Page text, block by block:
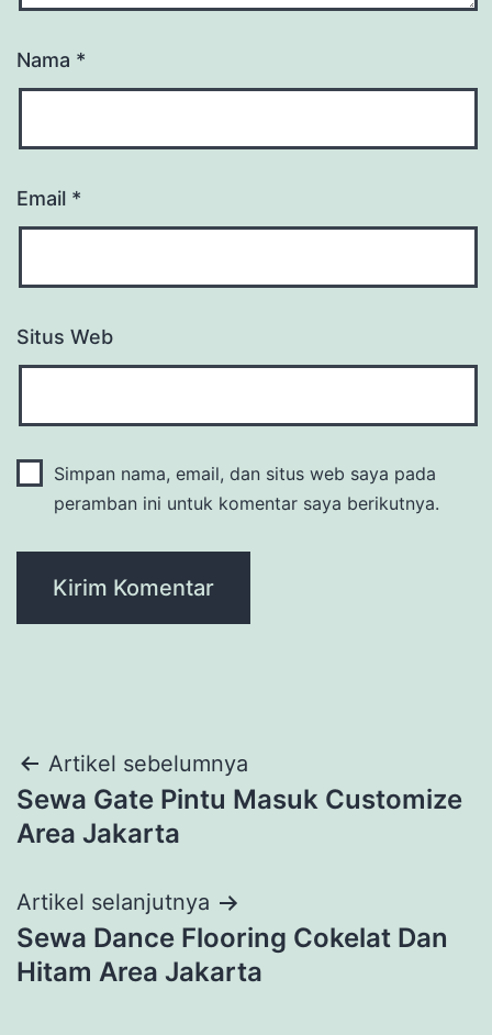
Nama *
Email *
Situs Web
Simpan nama, email, dan situs web saya pada
peramban ini untuk komentar saya berikutnya.
Navigasi
pos
Artikel sebelumnya
Sewa Gate Pintu Masuk Customize
Area Jakarta
Artikel selanjutnya
Sewa Dance Flooring Cokelat Dan
Hitam Area Jakarta